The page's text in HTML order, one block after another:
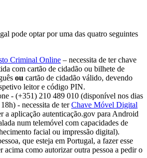
pode optar por uma das quatro seguintes
Criminal Online – necessita de ter chave
com cartão de cidadão ou bilhete de
ou cartão de cidadão válido, devendo
leitor e código PIN.
- (+351) 210 489 010 (disponível nos dias
- necessita de terChave Móvel Digital
a aplicação autenticação.gov para Android
num telemóvel com capacidades de
facial ou impressão digital).
que esteja em Portugal, a fazer esse
acima como autorizar outra pessoa a pedir o